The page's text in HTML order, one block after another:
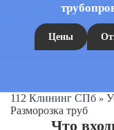
Цены
112 Клининг СПб »
Разморозка труб
Что